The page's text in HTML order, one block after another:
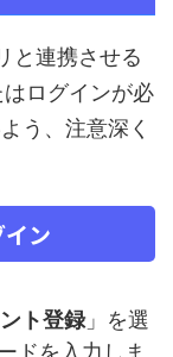
と連携させる
ログインが必
う、注意深く
ン
ト登録」を選
ドを入力しま